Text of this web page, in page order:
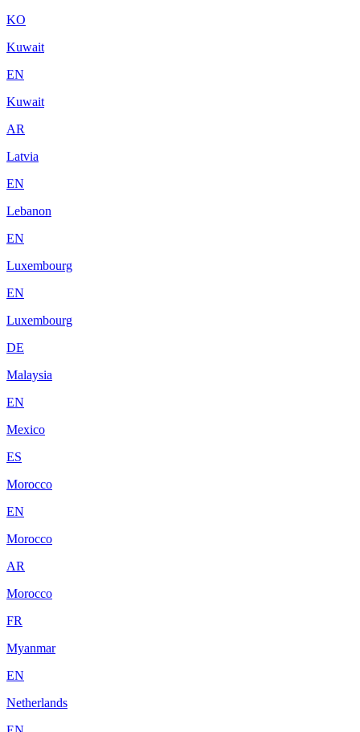
KO
Kuwait
EN
Kuwait
AR
Latvia
EN
Lebanon
EN
Luxembourg
EN
Luxembourg
DE
Malaysia
EN
Mexico
ES
Morocco
EN
Morocco
AR
Morocco
FR
Myanmar
EN
Netherlands